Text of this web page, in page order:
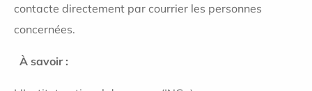
contacte directement par courrier les personnes
concernées.
À savoir :